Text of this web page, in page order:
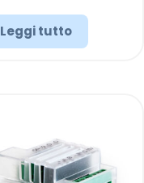
Leggi tutto